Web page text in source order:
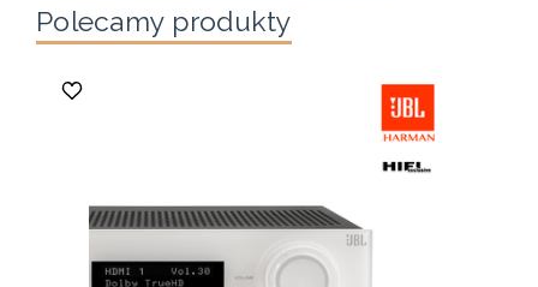
Polecamy produkty